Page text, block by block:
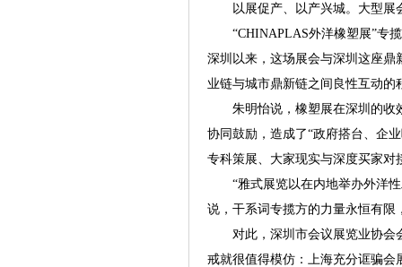
以展促产、以产兴城。大型展会
“CHINAPLAS外洋橡塑展”专揽
深圳以来，这场展会与深圳这座鼎
业链与城市鼎新链之间良性互动的
朱明怡说，橡塑展在深圳的收效
协同鼓励，造成了“政府搭台、企
专科策展、大家现实与深度买家
“雅式展览以在内地举办外洋性
说，干系词专揽方的力量永恒有
对此，深圳市会议展览业协会会
戒就很值得模仿：上海充分诓骗会